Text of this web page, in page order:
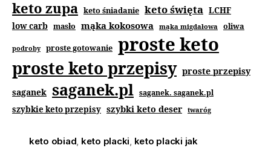
keto zupa keto śniadanie keto święta LCHF
low carb masło mąka kokosowa mąka migdałowa oliwa
podroby proste gotowanie proste keto
proste keto przepisy proste przepisy
saganek saganek.pl saganek. saganek.pl
szybkie keto przepisy szybki keto deser twaróg
keto obiad, keto placki, keto placki jak